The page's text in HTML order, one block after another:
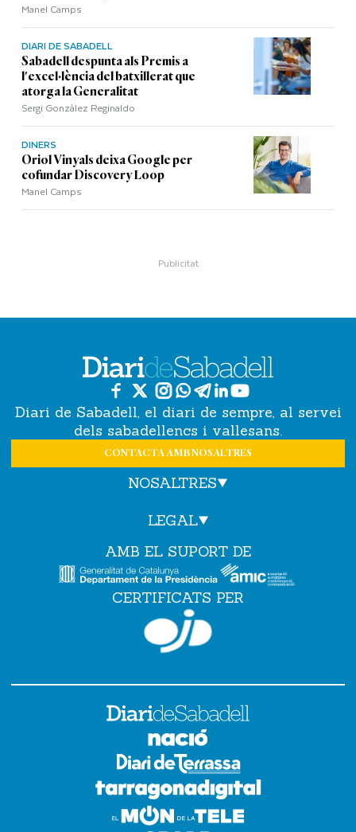
Manel Camps
DIARI DE SABADELL
Sabadell despunta als Premis a
l'excel·lència del batxillerat que
atorga la Generalitat
Sergi Gonzàlez Reginaldo
DINERS
Oriol Vinyals deixa Google per
cofundar Discovery Loop
Manel Camps
Diari de Sabadell, el diari de sempre, al servei
dels sabadellencs i vallesans.
CONTACTA AMB NOSALTRES
NOSALTRES
LEGAL
AMB EL SUPORT DE
CERTIFICATS PER